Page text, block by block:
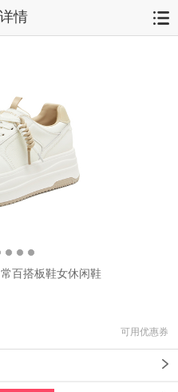
情
百搭板鞋女休闲鞋
可用优惠券